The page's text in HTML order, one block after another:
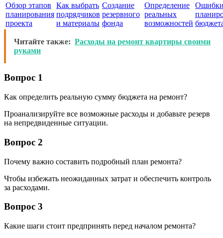
Обзор этапов
планирования
проекта
Как выбрать
подрядчиков
и материалы
Создание
резервного
фонда
Определение
реальных
возможностей
Читайте также: Расходы на ремонт квартиры своими
руками
Вопрос 1
Как определить реальную сумму бюджета на ремонт?
Проанализируйте все возможные расходы и добавьте резерв
на непредвиденные ситуации.
Вопрос 2
Почему важно составить подробный план ремонта?
Чтобы избежать неожиданных затрат и обеспечить контроль
за расходами.
Вопрос 3
Какие шаги стоит предпринять перед началом ремонта?